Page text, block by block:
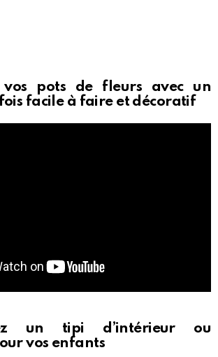
vos pots de fleurs avec un
facile à faire et décoratif
un tipi d’intérieur ou
vos enfants